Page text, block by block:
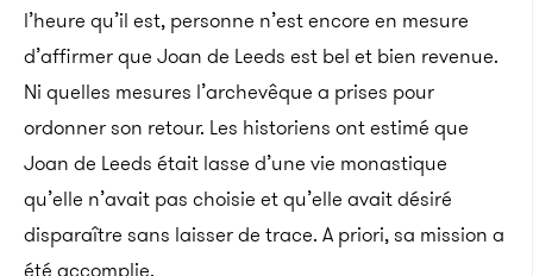
l’heure qu’il est, personne n’est encore en mesure
d’affirmer que Joan de Leeds est bel et bien revenue.
Ni quelles mesures l’archevêque a prises pour
ordonner son retour. Les historiens ont estimé que
Joan de Leeds était lasse d’une vie monastique
qu’elle n’avait pas choisie et qu’elle avait désiré
disparaître sans laisser de trace. A priori, sa mission a
été accomplie.